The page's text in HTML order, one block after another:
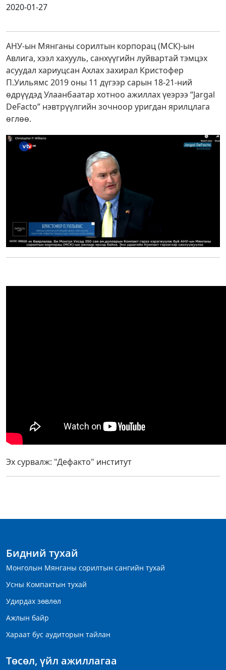
2020-01-27
АНУ-ын Мянганы сорилтын корпорац (МСК)-ын
Авлига, хээл хахууль, санхүүгийн луйвартай тэмцэх
асуудал хариуцсан Ахлах захирал Кристофер
П.Уильямс 2019 оны 11 дүгээр сарын 18-21-ний
өдрүүдэд Улаанбаатар хотноо ажиллах үеэрээ “Jargal
DeFacto” нэвтрүүлгийн зочноор уригдан ярилцлага
өглөө.
Эх сурвалж: "Дефакто" институт
Бидний тухай
Монголын Мянганы сорилтын сангийн тухай
Усны Компактын тухай
Удирдах зөвлөл
Ажлын байр
Хараат бус аудиторын тайлан
Төсөл, үйл ажиллагаа